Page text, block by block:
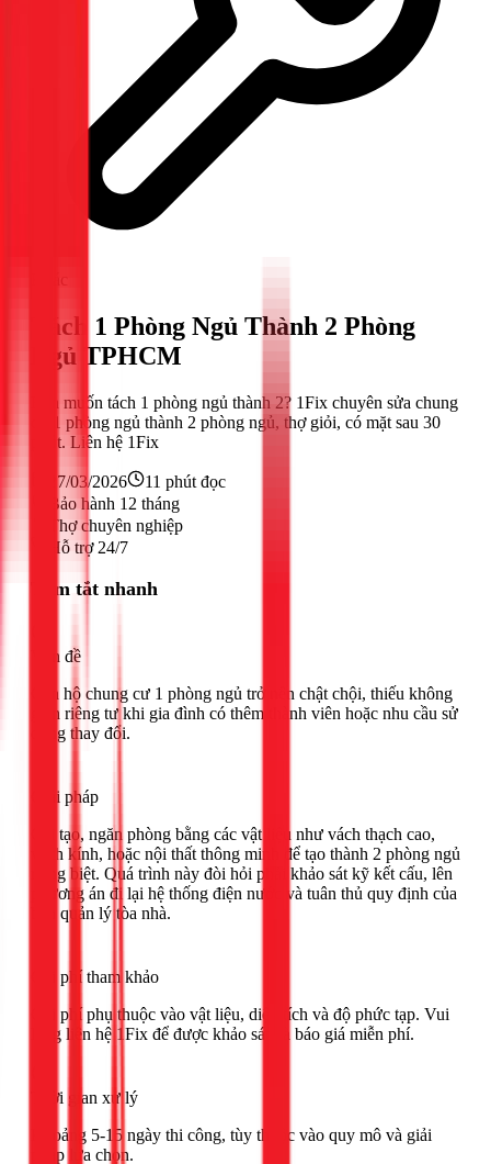
Tách 1 Phòng Ngủ Thành 2 Phòng
Ngủ TPHCM
Bạn muốn tách 1 phòng ngủ thành 2? 1Fix chuyên sửa chung
cư 1 phòng ngủ thành 2 phòng ngủ, thợ giỏi, có mặt sau 30
phút. Liên hệ 1Fix
27/03/2026 11 phút đọc
Bảo hành 12 tháng
Thợ chuyên nghiệp
Hỗ trợ 24/7
Tóm tắt nhanh
Vấn đề
Căn hộ chung cư 1 phòng ngủ trở nên chật chội, thiếu không
gian riêng tư khi gia đình có thêm thành viên hoặc nhu cầu sử
dụng thay đổi.
Giải pháp
Cải tạo, ngăn phòng bằng các vật liệu như vách thạch cao,
vách kính, hoặc nội thất thông minh để tạo thành 2 phòng ngủ
riêng biệt. Quá trình này đòi hỏi phải khảo sát kỹ kết cấu, lên
phương án đi lại hệ thống điện nước và tuân thủ quy định của
ban quản lý tòa nhà.
Chi phí tham khảo
Chi phí phụ thuộc vào vật liệu, diện tích và độ phức tạp. Vui
lòng liên hệ 1Fix để được khảo sát và báo giá miễn phí.
Thời gian xử lý
Khoảng 5-15 ngày thi công, tùy thuộc vào quy mô và giải
pháp lựa chọn.